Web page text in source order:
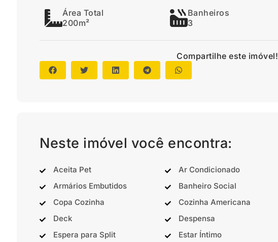
Área Total
200m²
Banheiros
3
Compartilhe este imóvel!
Neste imóvel você encontra:
Aceita Pet Ar Condicionado
Armários Embutidos
Banheiro Social
Copa Cozinha
Cozinha Americana
Deck
Despensa
Espera para Split
Estar Íntimo